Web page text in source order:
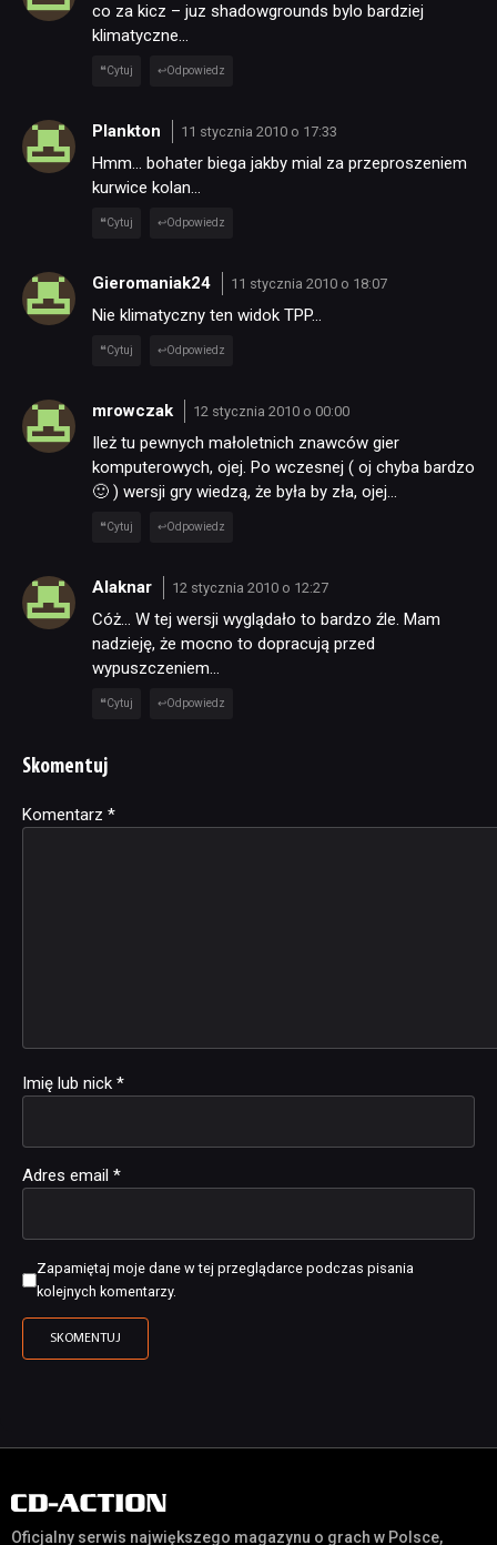
co za kicz – juz shadowgrounds bylo bardziej
klimatyczne…
Cytuj Odpowiedz
Plankton 11 stycznia 2010 o 17:33
Hmm… bohater biega jakby mial za przeproszeniem
kurwice kolan…
Cytuj Odpowiedz
Gieromaniak24 11 stycznia 2010 o 18:07
Nie klimatyczny ten widok TPP…
Cytuj Odpowiedz
mrowczak 12 stycznia 2010 o 00:00
Ileż tu pewnych małoletnich znawców gier
komputerowych, ojej. Po wczesnej ( oj chyba bardzo
🙂 ) wersji gry wiedzą, że była by zła, ojej…
Cytuj Odpowiedz
Alaknar 12 stycznia 2010 o 12:27
Cóż… W tej wersji wyglądało to bardzo źle. Mam
nadzieję, że mocno to dopracują przed
wypuszczeniem…
Cytuj Odpowiedz
Skomentuj
Komentarz *
Imię lub nick *
Adres email *
Zapamiętaj moje dane w tej przeglądarce podczas pisania
kolejnych komentarzy.
Alternative:
Oficjalny serwis największego magazynu o grach w Polsce,